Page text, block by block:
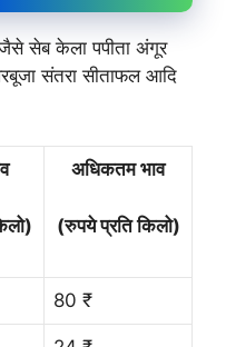
सेब केला पपीता अंगूर
संतरा सीताफल आदि
अधिकतम भाव
(रुपये प्रति किलो)
80 ₹